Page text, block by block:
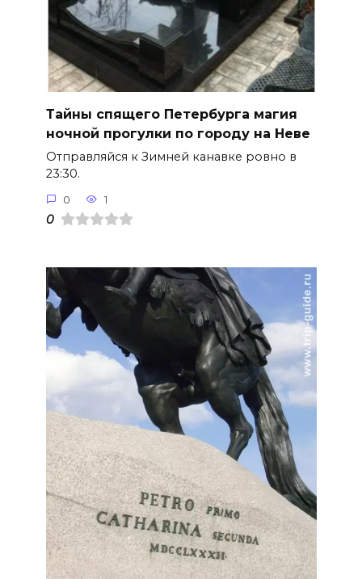
Тайны спящего Петербурга магия
ночной прогулки по городу на Неве
Отправляйся к Зимней канавке ровно в
23:30.
0 1
0